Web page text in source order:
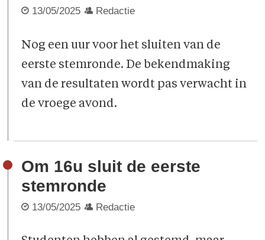
13/05/2025 Redactie
Nog een uur voor het sluiten van de
eerste stemronde. De bekendmaking
van de resultaten wordt pas verwacht in
de vroege avond.
Om 16u sluit de eerste
stemronde
13/05/2025 Redactie